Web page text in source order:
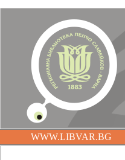
WWW.LIBVAR.BG